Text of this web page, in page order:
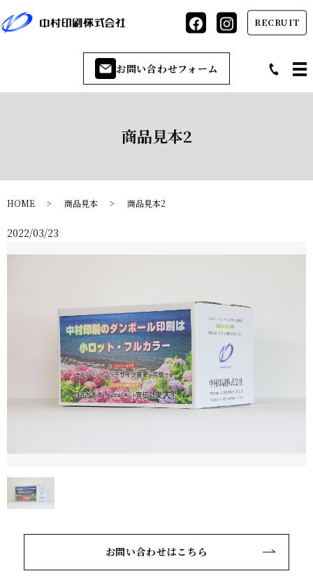
お問い合わせフォーム
RECRUIT
商品見本2
HOME 商品見本 商品見本2
2022/03/23
お問い合わせはこちら